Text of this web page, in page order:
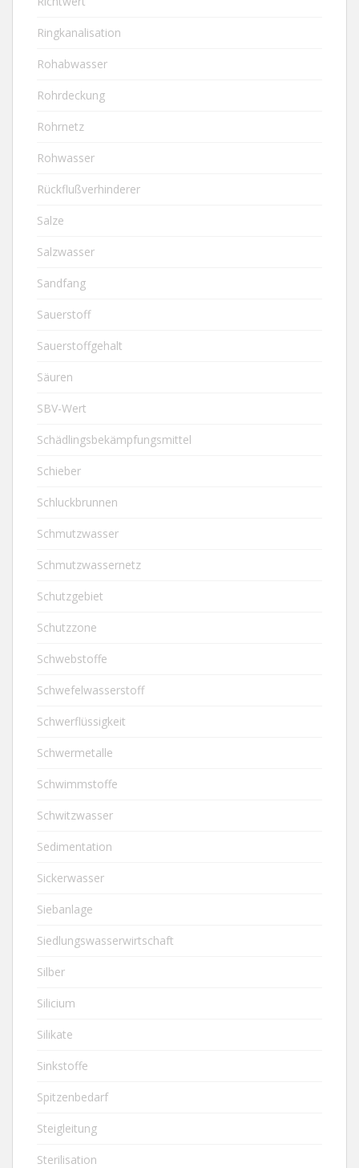
Ringkanalisation
Rohabwasser
Rohrdeckung
Rohrnetz
Rohwasser
Rückflußverhinderer
Salze
Salzwasser
Sandfang
Sauerstoff
Sauerstoffgehalt
Säuren
SBV-Wert
Schädlingsbekämpfungsmittel
Schieber
Schluckbrunnen
Schmutzwasser
Schmutzwassernetz
Schutzgebiet
Schutzzone
Schwebstoffe
Schwefelwasserstoff
Schwerflüssigkeit
Schwermetalle
Schwimmstoffe
Schwitzwasser
Sedimentation
Sickerwasser
Siebanlage
Siedlungswasserwirtschaft
Silber
Silicium
Silikate
Sinkstoffe
Spitzenbedarf
Steigleitung
Sterilisation